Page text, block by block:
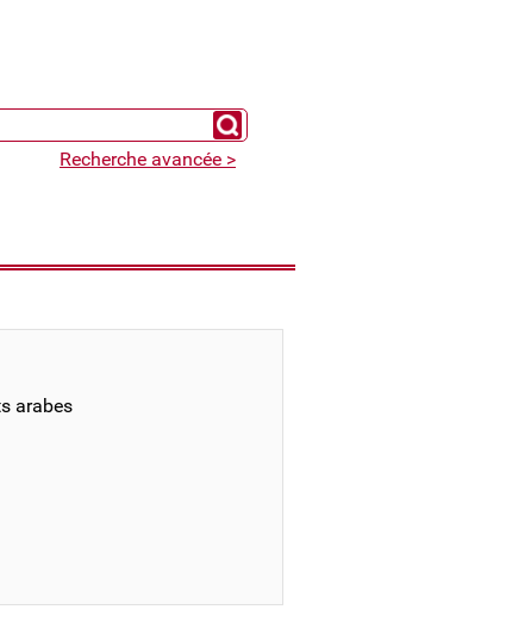
Chercher un expert
Recherche avancée >
arabes